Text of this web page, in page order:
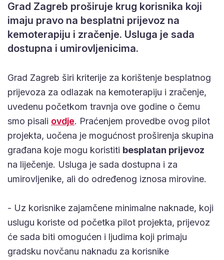
Grad Zagreb proširuje krug korisnika koji
imaju pravo na besplatni prijevoz na
kemoterapiju i zračenje. Usluga je sada
dostupna i umirovljenicima.
Grad Zagreb širi kriterije za korištenje besplatnog
prijevoza za odlazak na kemoterapiju i zračenje,
uvedenu početkom travnja ove godine o čemu
smo pisali ovdje. Praćenjem provedbe ovog pilot
projekta, uočena je mogućnost proširenja skupina
građana koje mogu koristiti besplatan prijevoz
na liječenje. Usluga je sada dostupna i za
umirovljenike, ali do određenog iznosa mirovine.
- Uz korisnike zajamčene minimalne naknade, koji
uslugu koriste od početka pilot projekta, prijevoz
će sada biti omogućen i ljudima koji primaju
gradsku novčanu naknadu za korisnike